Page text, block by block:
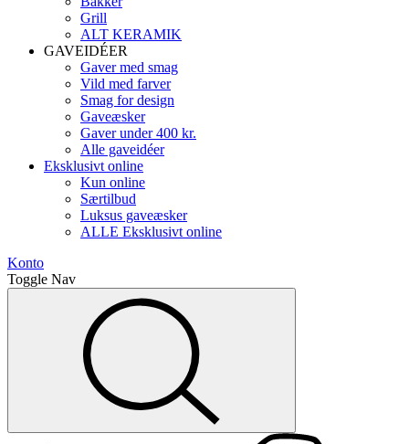
Grill
ALT KERAMIK
GAVEIDÉER
Gaver med smag
Vild med farver
Smag for design
Gaveæsker
Gaver under 400 kr.
Alle gaveidéer
Eksklusivt online
Kun online
Særtilbud
Luksus gaveæsker
ALLE Eksklusivt online
Konto
Toggle Nav